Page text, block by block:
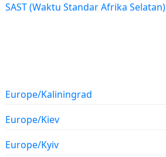
SAST (Waktu Standar Afrika Selatan)
Europe/Kaliningrad
Europe/Kiev
Europe/Kyiv